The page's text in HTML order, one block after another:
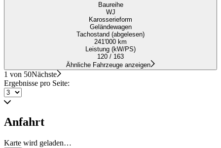
Baureihe
WJ
Karosserieform
Geländewagen
Tachostand (abgelesen)
241'000 km
Leistung (kW/PS)
120 / 163
Ähnliche Fahrzeuge anzeigen
1 von 50Nächste
Ergebnisse pro Seite:
Anfahrt
Karte wird geladen…